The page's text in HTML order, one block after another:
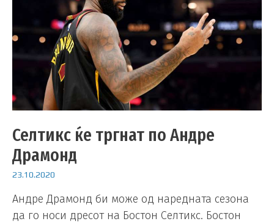
Селтикс ќе тргнат по Андре
Драмонд
23.10.2020
Андре Драмонд би може од наредната сезона
да го носи дресот на Бостон Селтикс. Бостон